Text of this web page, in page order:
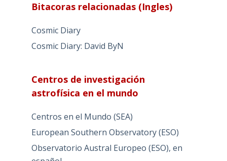
Bitacoras relacionadas (Ingles)
Cosmic Diary
Cosmic Diary: David ByN
Centros de investigación
astrofísica en el mundo
Centros en el Mundo (SEA)
European Southern Observatory (ESO)
Observatorio Austral Europeo (ESO), en